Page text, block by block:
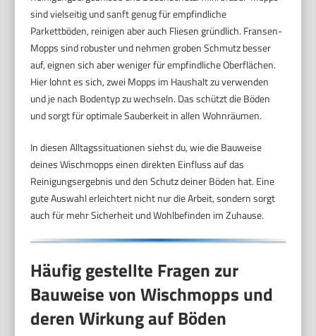
sind vielseitig und sanft genug für empfindliche
Parkettböden, reinigen aber auch Fliesen gründlich. Fransen-
Mopps sind robuster und nehmen groben Schmutz besser
auf, eignen sich aber weniger für empfindliche Oberflächen.
Hier lohnt es sich, zwei Mopps im Haushalt zu verwenden
und je nach Bodentyp zu wechseln. Das schützt die Böden
und sorgt für optimale Sauberkeit in allen Wohnräumen.
In diesen Alltagssituationen siehst du, wie die Bauweise
deines Wischmopps einen direkten Einfluss auf das
Reinigungsergebnis und den Schutz deiner Böden hat. Eine
gute Auswahl erleichtert nicht nur die Arbeit, sondern sorgt
auch für mehr Sicherheit und Wohlbefinden im Zuhause.
Häufig gestellte Fragen zur
Bauweise von Wischmopps und
deren Wirkung auf Böden